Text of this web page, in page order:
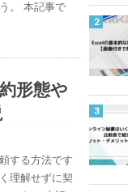
。 本記事で
形態や
する方法です
理解せずに契